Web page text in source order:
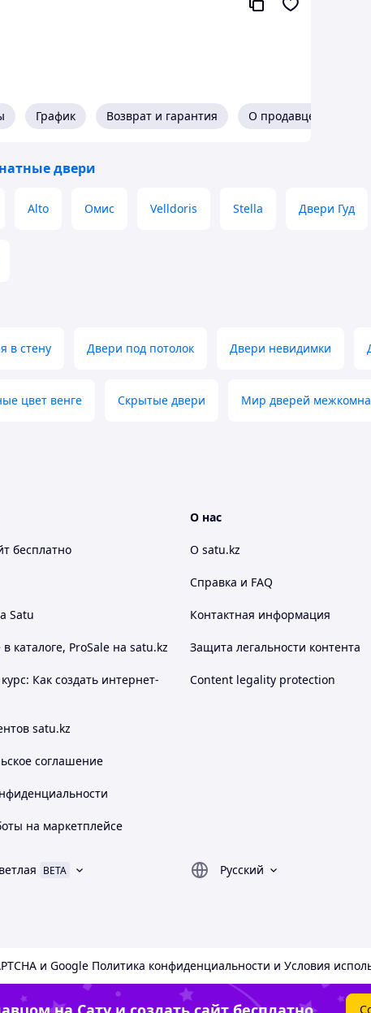
Алматы от 14 дней. Любых
График Возврат и гарантия О продавце
двери
Alto Омис Velldoris Stella Двери Гуд
в стену Двери под потолок Двери невидимки
цвет венге Скрытые двери Мир дверей
бесплатно
Satu
каталоге, ProSale на satu.kz
Как создать интернет-
satu.kz
соглашение
на маркетплейсе
О нас
О satu.kz
Справка и FAQ
Контактная информация
Защита легальности контента
Content legality protection
BETA
Русский
и Google Политика конфиденциальности и Условия